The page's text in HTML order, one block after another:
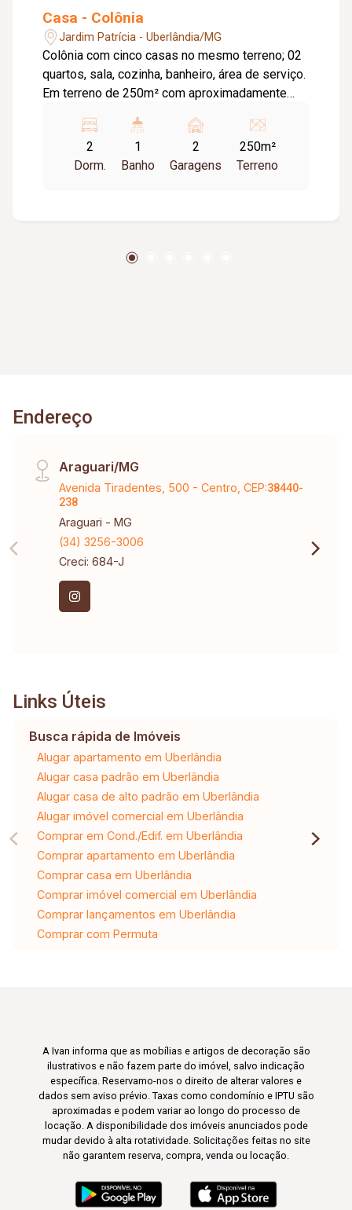
Casa - Colônia
Jardim Patrícia - Uberlândia/MG
Colônia com cinco casas no mesmo terreno; 02
quartos, sala, cozinha, banheiro, área de serviço.
Em terreno de 250m² com aproximadamente
2
Dorm.
1
Banho
2
Garagens
250m²
Terreno
Endereço
Araguari/MG
Avenida Tiradentes, 500 - Centro, CEP:38440-
238
Araguari - MG
(34) 3256-3006
Creci: 684-J
Links Úteis
Busca rápida de Imóveis
Alugar apartamento em Uberlândia
Alugar casa padrão em Uberlândia
Alugar casa de alto padrão em Uberlândia
Alugar imóvel comercial em Uberlândia
Comprar em Cond./Edif. em Uberlândia
Comprar apartamento em Uberlândia
Comprar casa em Uberlândia
Comprar imóvel comercial em Uberlândia
Comprar lançamentos em Uberlândia
Comprar com Permuta
A Ivan informa que as mobílias e artigos de decoração são
ilustrativos e não fazem parte do imóvel, salvo indicação
específica. Reservamo-nos o direito de alterar valores e
dados sem aviso prévio. Taxas como condomínio e IPTU são
aproximadas e podem variar ao longo do processo de
locação. A disponibilidade dos imóveis anunciados pode
mudar devido à alta rotatividade. Solicitações feitas no site
não garantem reserva, compra, venda ou locação.